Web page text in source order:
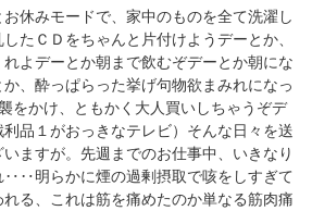
休みモードで、家中のものを全て洗濯し
たＣＤをちゃんと片付けようデーとか、
よデーとか朝まで飲むぞデーとか朝にな
、酔っぱらった挙げ句物欲まみれになっ
をかけ、ともかく大人買いしちゃうぞデ
品１がおっきなテレビ）そんな日々を送
ますが。先週までのお仕事中、いきなり
‥‥明らかに煙の過剰摂取で咳をしすぎて
る、これは筋を痛めたのか単なる筋肉痛